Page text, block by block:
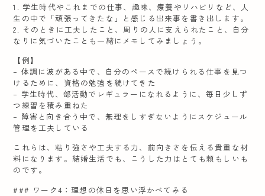
1. 学生時代やこれまでの仕事、趣味、療養やリハビリなど、人
生の中で「頑張ってきたな」と感じる出来事を書き出します。
2. そのときに工夫したこと、周りの人に支えられたこと、自分
なりに気づいたことも一緒にメモしてみましょう。
【例】
– 体調に波がある中で、自分のペースで続けられる仕事を見つ
けるために、資格の勉強を続けてきた
– 学生時代、部活動でレギュラーになれるように、毎日少しず
つ練習を積み重ねた
– 障害と向き合う中で、無理をしすぎないようにスケジュール
管理を工夫している
これらは、粘り強さや工夫する力、前向きさを伝える貴重な材
料になります。結婚生活でも、こうした力はとても頼もしいも
のです。
### ワーク4：理想の休日を思い浮かべてみる